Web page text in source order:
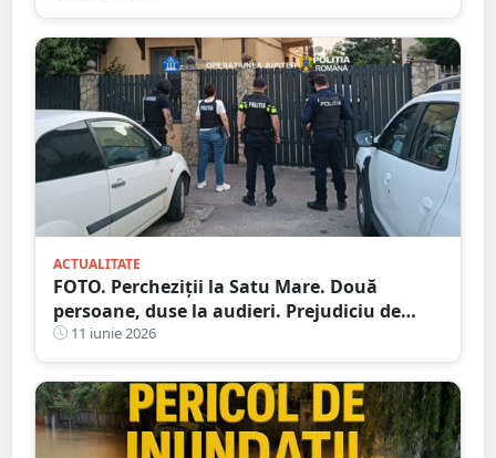
ACTUALITATE
FOTO. Percheziții la Satu Mare. Două
persoane, duse la audieri. Prejudiciu de
sute de mii de lei
11 iunie 2026